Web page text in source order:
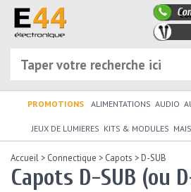
PROMOTIONS ALIMENTATIONS AUDIO
JEUX DE LUMIERES KITS & MODULES
Accueil > Connectique > Capots >D-SUB
Capots D-SUB (ou